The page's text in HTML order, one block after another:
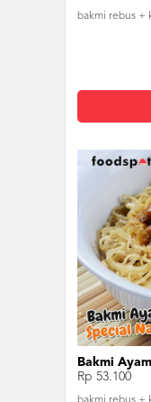
bakmi rebus +
Bakmi
Rp 53.100